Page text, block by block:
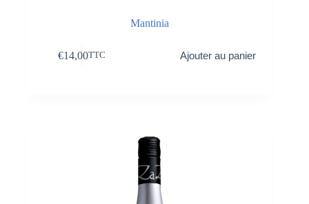
Mantinia
€14,00TTC Ajouter au panier